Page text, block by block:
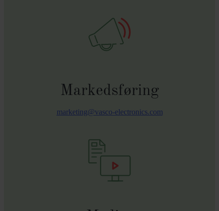
Markedsføring
marketing@vasco-electronics.com